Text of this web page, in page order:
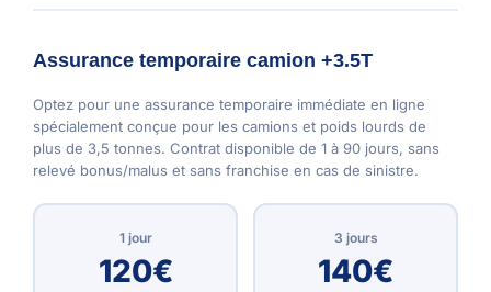
Assurance temporaire camion +3.5T
Optez pour une assurance temporaire immédiate en ligne
spécialement conçue pour les camions et poids lourds de
plus de 3,5 tonnes. Contrat disponible de 1 à 90 jours, sans
relevé bonus/malus et sans franchise en cas de sinistre.
1 jour
120€
3 jours
140€